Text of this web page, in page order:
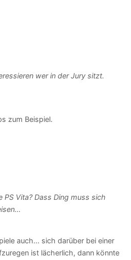
wer in der Jury sitzt.
zum Beispiel.
PS Vita? Dass Ding muss sich
auch... sich darüber bei einer
ist lächerlich, dann könnte